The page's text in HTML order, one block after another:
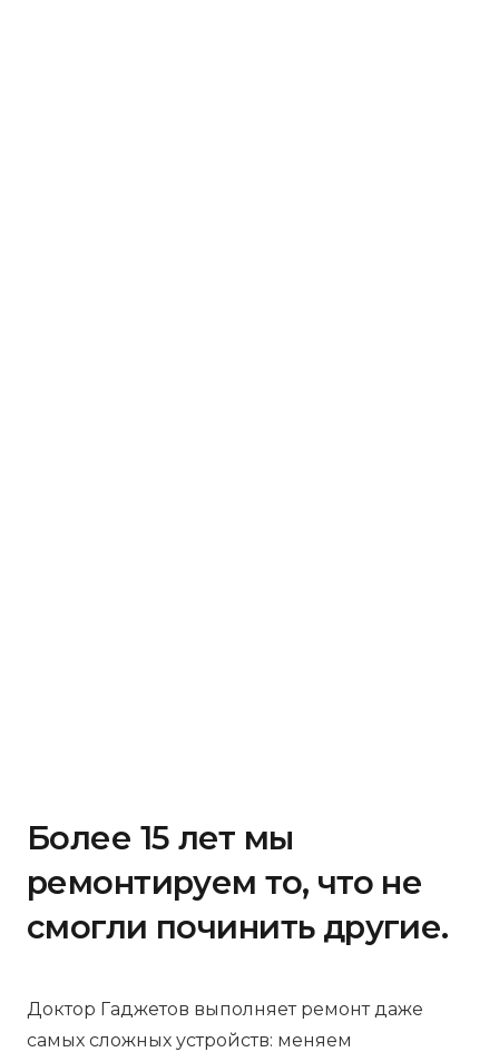
Более 15 лет мы
ремонтируем то, что не
смогли починить другие.
Доктор Гаджетов выполняет ремонт даже
самых сложных устройств: меняем